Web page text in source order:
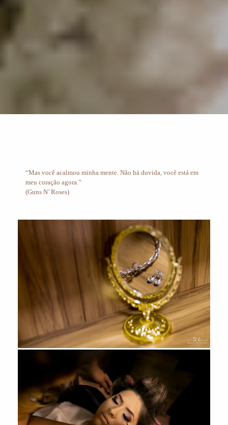
“Mas você acalmou minha mente. Não há duvida, você está em
meu coração agora.”
(Guns N’ Roses)